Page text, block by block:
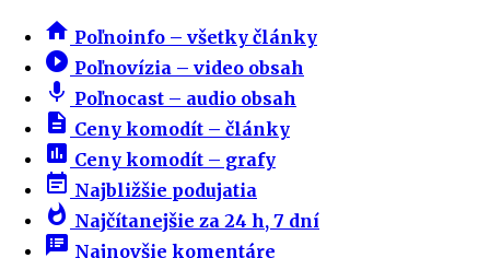
home Poľnoinfo – všetky články
play_circle_filled Poľnovízia – video obsah
mic Poľnocast – audio obsah
description Ceny komodít – články
insert_chart Ceny komodít – grafy
event_note Najbližšie podujatia
whatshot Najčítanejšie za 24 h, 7 dní
speaker_notes Najnovšie komentáre